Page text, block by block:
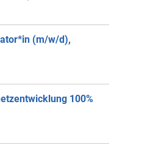
(m/w/d),
100%